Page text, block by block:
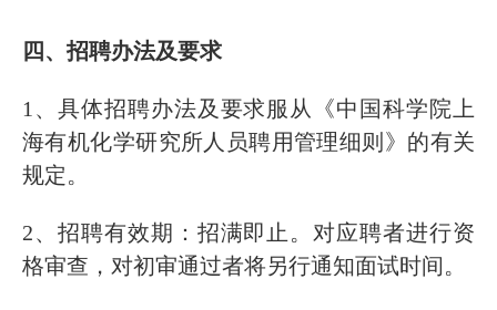
四、招聘办法及要求
1、具体招聘办法及要求服从《中国科学院上
海有机化学研究所人员聘用管理细则》的有关
规定。
2、招聘有效期：招满即止。对应聘者进行资
格审查，对初审通过者将另行通知面试时间。